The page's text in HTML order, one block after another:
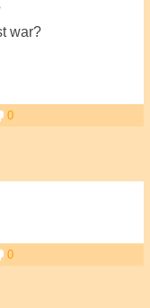
war?
0
0